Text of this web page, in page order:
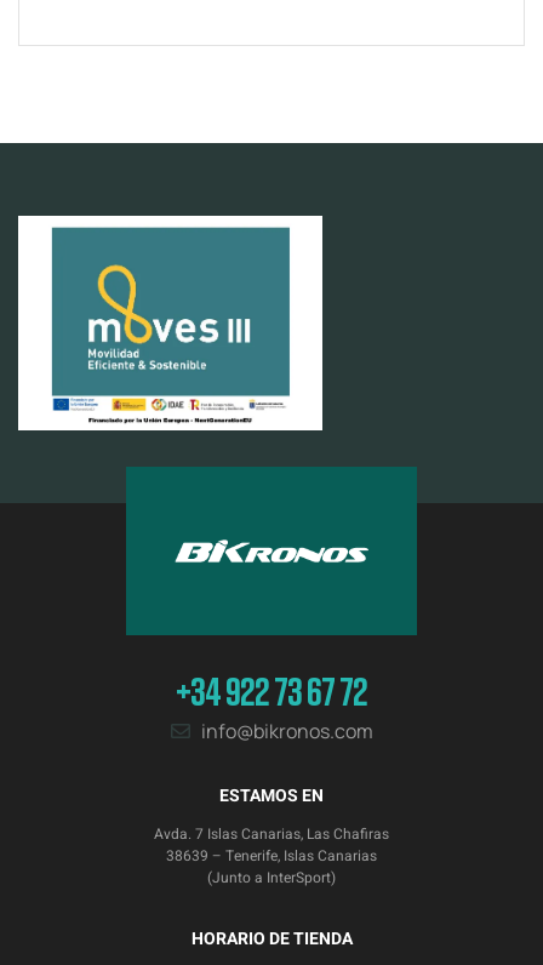
+34 922 73 67 72
info@bikronos.com
ESTAMOS EN
Avda. 7 Islas Canarias, Las Chafiras
38639 – Tenerife, Islas Canarias
(Junto a InterSport)
HORARIO DE TIENDA